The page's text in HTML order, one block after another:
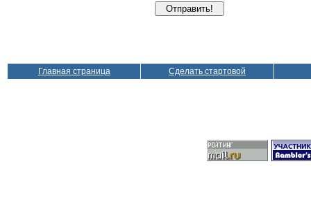
Главная страница Сделать стартовой